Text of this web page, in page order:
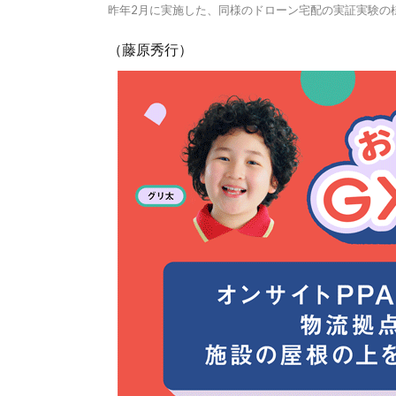
昨年2月に実施した、同様のドローン宅配の実証実験の
（藤原秀行）